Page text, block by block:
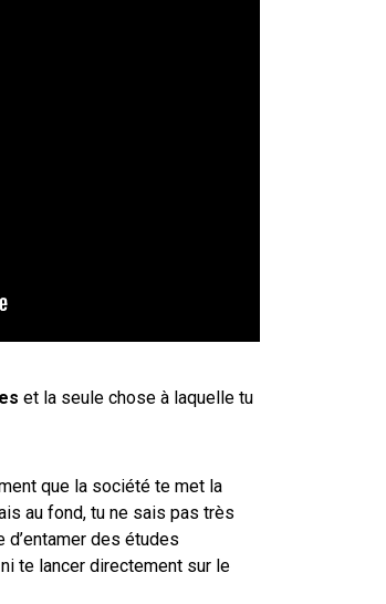
et la seule chose à laquelle tu
que la société te met la
au fond, tu ne sais pas très
d’entamer des études
te lancer directement sur le